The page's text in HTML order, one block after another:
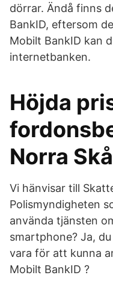
dörrar. Ändå finns
BankID, eftersom
Mobilt BankID kan
internetbanken.
Höjda
Norra
Vi hänvisar till
Polismyndigheten
använda tjänsten
smartphone? Ja,
vara för att kunna
Mobilt BankID ?